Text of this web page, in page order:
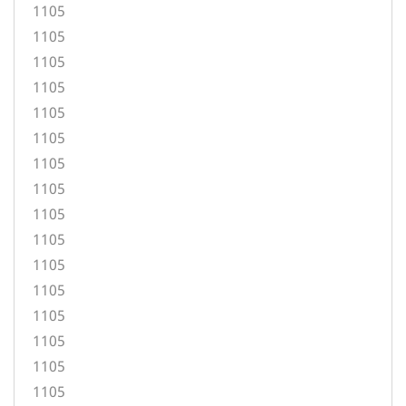
1105
1105
1105
1105
1105
1105
1105
1105
1105
1105
1105
1105
1105
1105
1105
1105